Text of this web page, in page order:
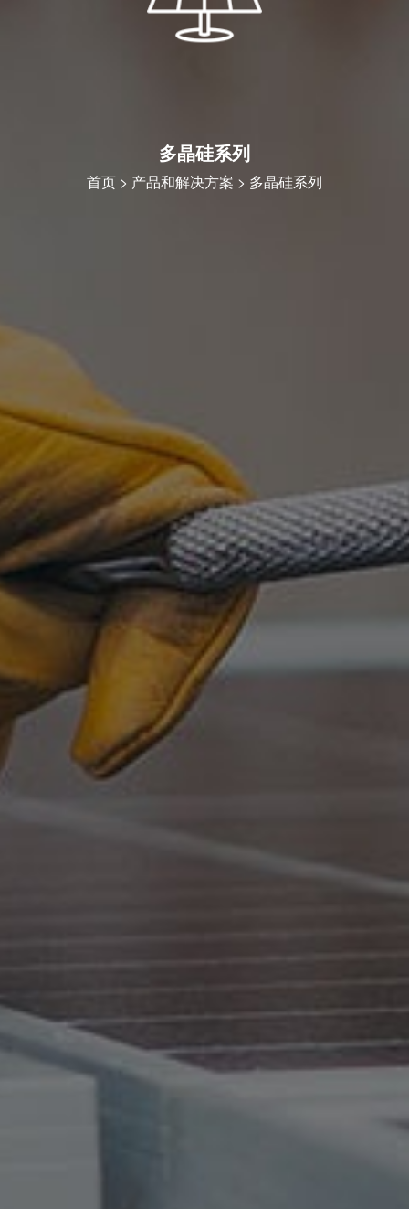
多晶硅系列
首页 > 产品和解决方案 > 多晶硅系列